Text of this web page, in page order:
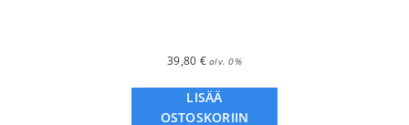
39,80 € alv. 0%
LISÄÄ
OSTOSKORIIN